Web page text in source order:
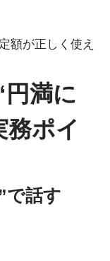
額が正しく使え
満に
ポイ
で話す